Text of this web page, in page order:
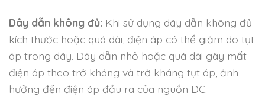
Dây dẫn không đủ: Khi sử dụng dây dẫn không đủ
kích thước hoặc quá dài, điện áp có thể giảm do tụt
áp trong dây. Dây dẫn nhỏ hoặc quá dài gây mất
điện áp theo trở kháng và trở kháng tụt áp, ảnh
hưởng đến điện áp đầu ra của nguồn DC.